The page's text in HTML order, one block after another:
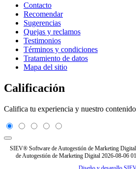
Contacto
Recomendar
Sugerencias
Quejas y reclamos
Testimonios
Términos y condiciones
Tratamiento de datos
Mapa del sitio
Calificación
Califica tu experiencia y nuestro contenido
SIEV® Software de Autogestión de Marketing Digital
de Autogestión de Marketing Digital 2026-08-06